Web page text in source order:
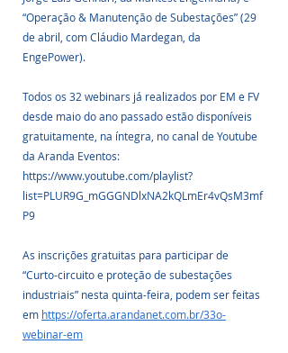
“Operação & Manutenção de Subestações” (29
de abril, com Cláudio Mardegan, da
EngePower).
Todos os 32 webinars já realizados por EM e FV
desde maio do ano passado estão disponíveis
gratuitamente, na íntegra, no canal de Youtube
da Aranda Eventos:
https://www.youtube.com/playlist?
list=PLUR9G_mGGGNDlxNA2kQLmEr4vQsM3mf
P9
As inscrições gratuitas para participar de
“Curto-circuito e proteção de subestações
industriais” nesta quinta-feira, podem ser feitas
em https://oferta.arandanet.com.br/33o-
webinar-em